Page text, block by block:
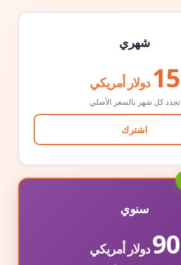
شهري
15 دولار أمريكي
تجدد كل شهر بالسعر الأصلي
اشترك
سنوي
90دولار أمريكي